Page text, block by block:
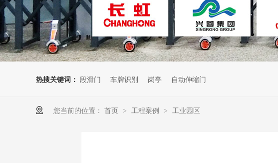
热搜关键词： 段滑门 车牌识别 岗亭 自动伸缩门
您当前的位置： 首页 > 工程案例 > 工业园区